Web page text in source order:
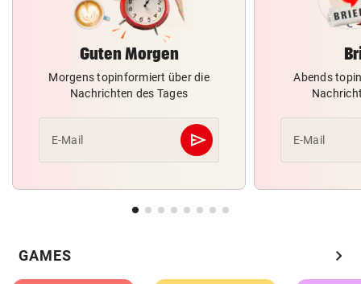
Guten Morgen
Morgens topinformiert über die
Nachrichten des Tages
E-Mail send
Abschicken
Abends
E-Mail
GAMES chevron_right